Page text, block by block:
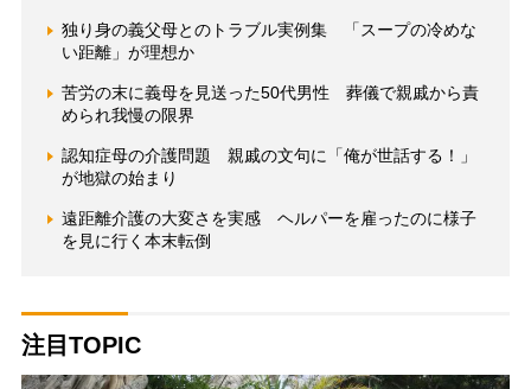
独り身の義父母とのトラブル実例集 「スープの冷めな
い距離」が理想か
苦労の末に義母を見送った50代男性 葬儀で親戚から責
められ我慢の限界
認知症母の介護問題 親戚の文句に「俺が世話する！」
が地獄の始まり
遠距離介護の大変さを実感 ヘルパーを雇ったのに様子
を見に行く本末転倒
注目TOPIC